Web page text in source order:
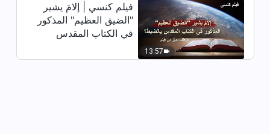
12:12
كلمات الله اليومية: معرفة الله |
اقتباس 47
13:57
فيلم كنسي | إلامَ يشير
"الضيق العظيم" المذكور
في الكتاب المقدس
من فيلم)